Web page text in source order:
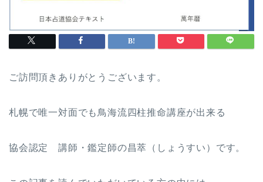
ご訪問頂きありがとうございます。
札幌で唯一対面でも鳥海流四柱推命講座が出来る
協会認定 講師・鑑定師の昌萃（しょうすい）です。